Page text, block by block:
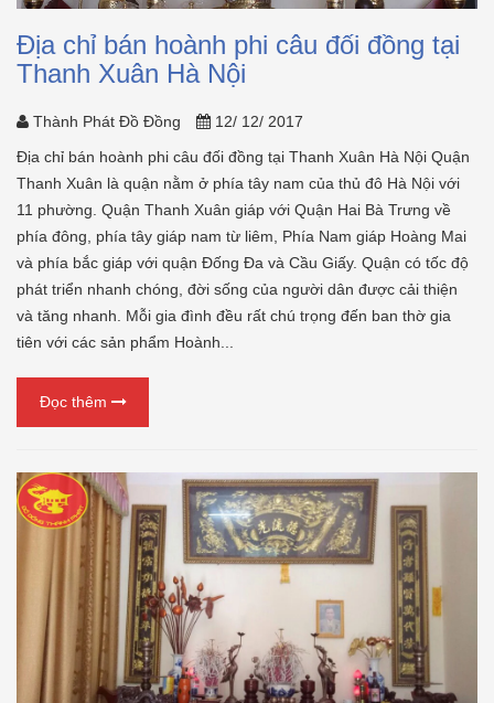
Địa chỉ bán hoành phi câu đối đồng tại
Thanh Xuân Hà Nội
Thành Phát Đồ Đồng
12/ 12/ 2017
Địa chỉ bán hoành phi câu đối đồng tại Thanh Xuân Hà Nội Quận
Thanh Xuân là quận nằm ở phía tây nam của thủ đô Hà Nội với
11 phường. Quận Thanh Xuân giáp với Quận Hai Bà Trưng về
phía đông, phía tây giáp nam từ liêm, Phía Nam giáp Hoàng Mai
và phía bắc giáp với quận Đống Đa và Cầu Giấy. Quận có tốc độ
phát triển nhanh chóng, đời sống của người dân được cải thiện
và tăng nhanh. Mỗi gia đình đều rất chú trọng đến ban thờ gia
tiên với các sản phẩm Hoành...
Đọc thêm